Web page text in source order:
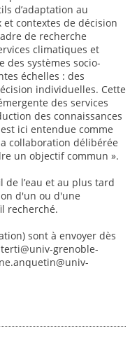
d’adaptation au
contextes de décision
de recherche
climatiques et
systèmes socio-
échelles : des
individuelles. Cette
des services
des connaissances
ici entendue comme
collaboration délibérée
un objectif commun ».
de l’eau et au plus tard
d'un ou d'une
recherché.
sont à envoyer dès
grenoble-